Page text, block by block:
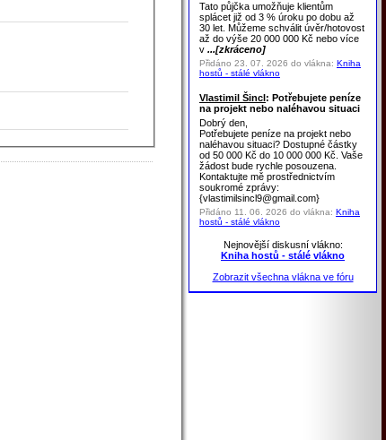
Tato půjčka umožňuje klientům
splácet již od 3 % úroku po dobu až
30 let. Můžeme schválit úvěr/hotovost
až do výše 20 000 000 Kč nebo více
v ...[zkráceno]
Přidáno 23. 07. 2026 do vlákna: Kniha
hostů - stálé vlákno
Vlastimil Šincl: Potřebujete peníze
na projekt nebo naléhavou situaci
Dobrý den,
Potřebujete peníze na projekt nebo
naléhavou situaci? Dostupné částky
od 50 000 Kč do 10 000 000 Kč. Vaše
žádost bude rychle posouzena.
Kontaktujte mě prostřednictvím
soukromé zprávy:
{vlastimilsincl9@gmail.com}
Přidáno 11. 06. 2026 do vlákna: Kniha
hostů - stálé vlákno
Nejnovější diskusní vlákno:
Kniha hostů - stálé vlákno
Zobrazit všechna vlákna ve fóru